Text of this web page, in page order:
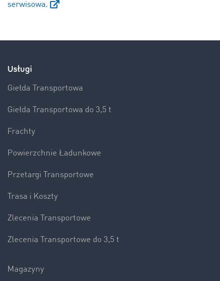
serwisowa.
Usługi
Giełda Transportowa
Giełda Transportowa do 3,5 t
Frachty
Powierzchnie Ładunkowe
Przetargi Transportowe
Trasa i Koszty
Zlecenia Transportowe
Zlecenia Transportowe do 3,5 t
Magazyny